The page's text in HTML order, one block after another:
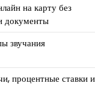
на карту без
документы
звучания
процентные ставки и